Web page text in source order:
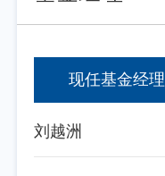
现任基金经理
刘越洲